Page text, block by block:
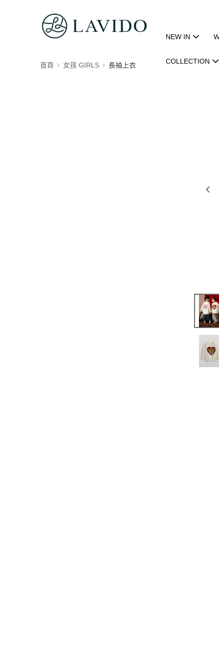
NEW IN
COLLECTION
首頁 女孩 GIRLS 長袖上衣